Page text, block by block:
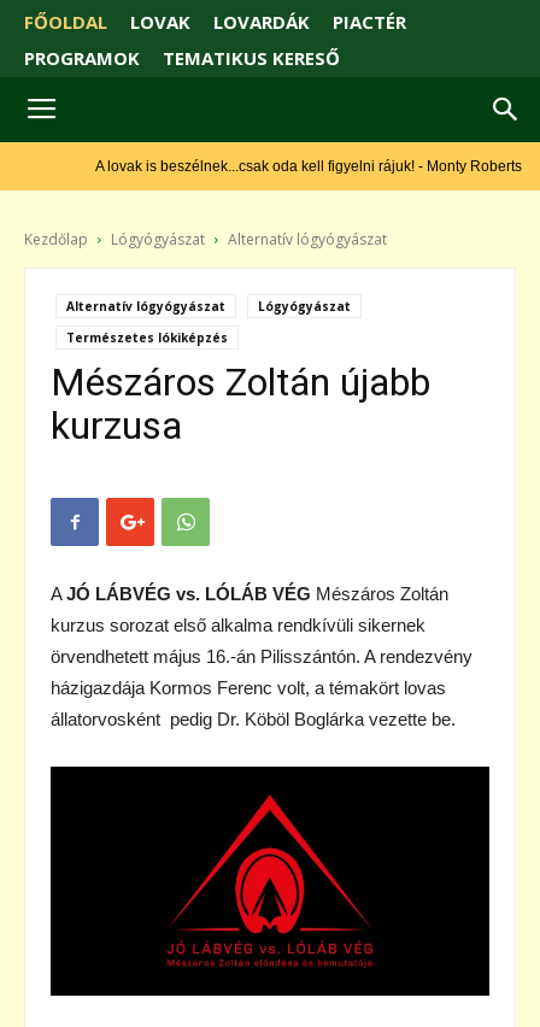
FŐOLDAL LOVAK LOVARDÁK
PIACTÉR
PROGRAMOK
TEMATIKUS KERESŐ
A lovak is beszélnek...csak oda kell figyelni rájuk! - Monty Roberts
Kezdőlap Lógyógyászat Alternatív lógyógyászat
Alternatív lógyógyászat
Lógyógyászat
Természetes lókiképzés
Mészáros Zoltán újabb
kurzusa
AJÓ LÁBVÉG vs. LÓLÁB VÉG Mészáros Zoltán
kurzus sorozat első alkalma rendkívüli sikernek
örvendhetett május 16.-án Pilisszántón. A rendezvény
házigazdája Kormos Ferenc volt, a témakört lovas
állatorvosként pedig Dr. Köböl Boglárka vezette be.